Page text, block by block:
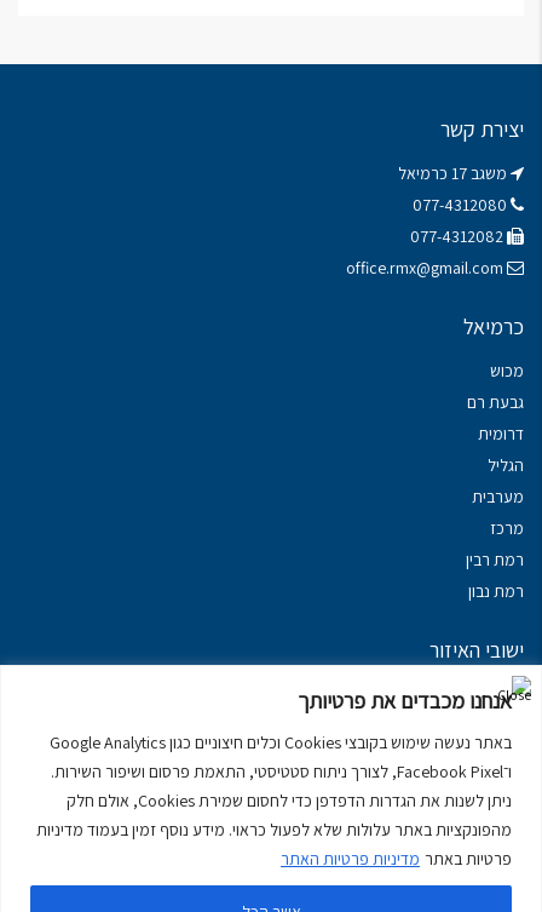
אנחנו מכבדים את פרטיותך
באתר נעשה שימוש בקובצי Cookies וכלים חיצוניים כגון Google Analytics
ו־Facebook Pixel, לצורך ניתוח סטטיסטי, התאמת פרסום ושיפור השירות.
ניתן לשנות את הגדרות הדפדפן כדי לחסום שמירת Cookies, אולם חלק
מהפונקציות באתר עלולות שלא לפעול כראוי. מידע נוסף זמין בעמוד מדיניות
פרטיות באתר מדיניות פרטיות האתר
יצירת קשר
משגב 17 כרמיאל
office.rmx@gmail.com
כרמיאל
מכוש
גבעת רם
דרומית
הגליל
מערבית
מרכז
רמת רבין
רמת נבון
ישובי האיזור
נכסים במשגב
מרום הגליל